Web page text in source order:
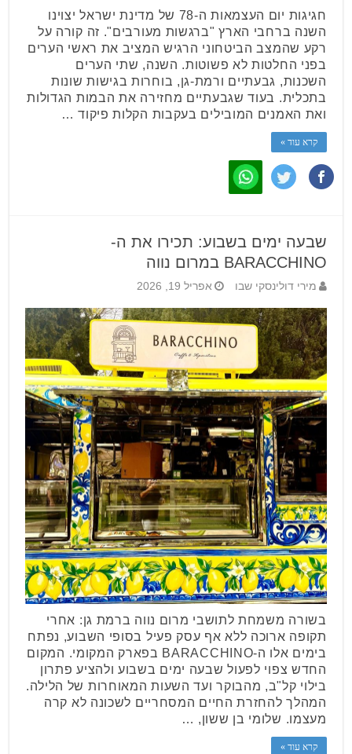
חגיגות יום העצמאות ה-78 של מדינת ישראל יצוינו
השנה ברחבי הארץ "ברגשות מעורבים". זה קורה על
רקע שהמצב הביטחוני הרגיש המציב את ראשי הערים
בפני החלטות לא פשוטות. השנה, שתי הערים
השכנות, גבעתיים ורמת-גן, בוחרות בגישות שונות
בתכלית. בעוד שגבעתיים מחזירה את הבמות הגדולות
ואת האמנים המובילים בעקבות הקלות פיקוד …
קרא עוד »
שבעה ימים בשבוע: תכירו את ה-
BARACCHINO במרום נווה
מירי דולינסקי שבו אפריל 19, 2026
בשורה משמחת לתושבי מרום נווה ברמת גן: אחרי
תקופה ארוכה ללא אף עסק פעיל בסופי השבוע, נפתח
בימים אלו ה-BARACCHINO בפארק המקומי. המקום
החדש צפוי לפעול שבעה ימים בשבוע ולהציע פתרון
בילוי קל"ב, מהבוקר ועד השעות המאוחרות של הלילה.
המהלך להחזרת החיים המסחריים לשכונה לא קרה
מעצמו. שלומי בן ששון, …
קרא עוד »